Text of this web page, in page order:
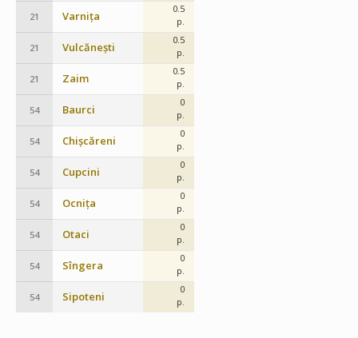
21 Varnița
0.5
p.
21 Vulcănești
0.5
p.
21 Zaim
0.5
p.
54 Baurci
0
p.
54 Chișcăreni
0
p.
54 Cupcini
0
p.
54 Ocnița
0
p.
54 Otaci
0
p.
54 Sîngera
0
p.
54 Sipoteni
0
p.